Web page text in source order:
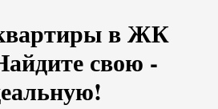
в ЖК
свою -